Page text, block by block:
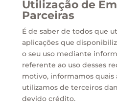
Utilização de
Parceiras
É de saber de todos que
aplicações que
o seu uso mediante
referente ao uso desses
motivo, informamos quais
utilizamos de terceiros
devido crédito.